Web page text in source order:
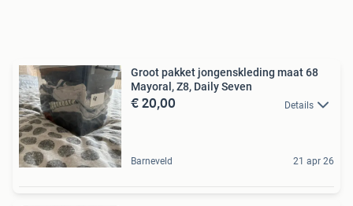
Groot pakket jongenskleding maat 68
Mayoral, Z8, Daily Seven
€ 20,00 Details
Barneveld 21 apr 26